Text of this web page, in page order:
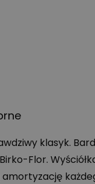
klasyk.
Flor.